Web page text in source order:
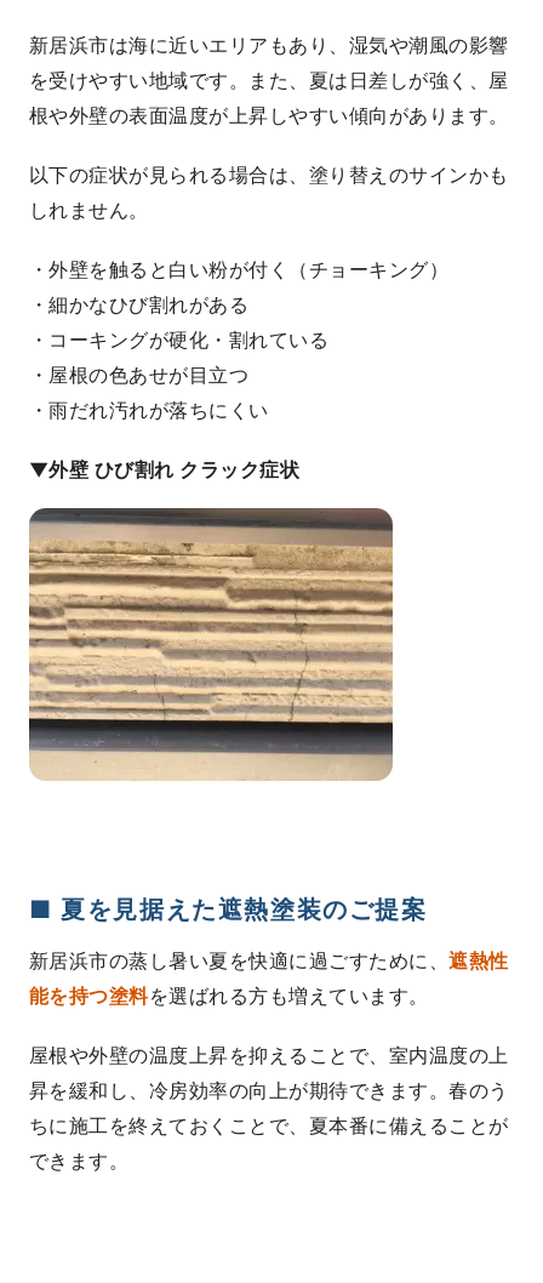
新居浜市は海に近いエリアもあり、湿気や潮風の影響
を受けやすい地域です。また、夏は日差しが強く、屋
根や外壁の表面温度が上昇しやすい傾向があります。
以下の症状が見られる場合は、塗り替えのサインかも
しれません。
・外壁を触ると白い粉が付く（チョーキング）
・細かなひび割れがある
・コーキングが硬化・割れている
・屋根の色あせが目立つ
・雨だれ汚れが落ちにくい
▼外壁 ひび割れ クラック症状
■ 夏を見据えた遮熱塗装のご提案
新居浜市の蒸し暑い夏を快適に過ごすために、遮熱性
能を持つ塗料を選ばれる方も増えています。
屋根や外壁の温度上昇を抑えることで、室内温度の上
昇を緩和し、冷房効率の向上が期待できます。春のう
ちに施工を終えておくことで、夏本番に備えることが
できます。